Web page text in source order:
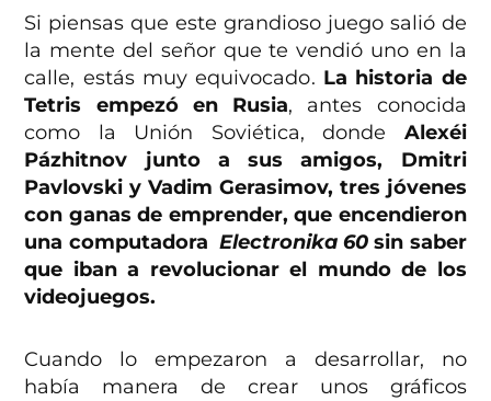
Si piensas que este grandioso juego salió de
la mente del señor que te vendió uno en la
calle, estás muy equivocado. La historia de
Tetris empezó en Rusia, antes conocida
como la Unión Soviética, donde Alexéi
Pázhitnov junto a sus amigos, Dmitri
Pavlovski y Vadim Gerasimov, tres jóvenes
con ganas de emprender, que encendieron
una computadora Electronika 60 sin saber
que iban a revolucionar el mundo de los
videojuegos.
Cuando lo empezaron a desarrollar, no
había manera de crear unos gráficos